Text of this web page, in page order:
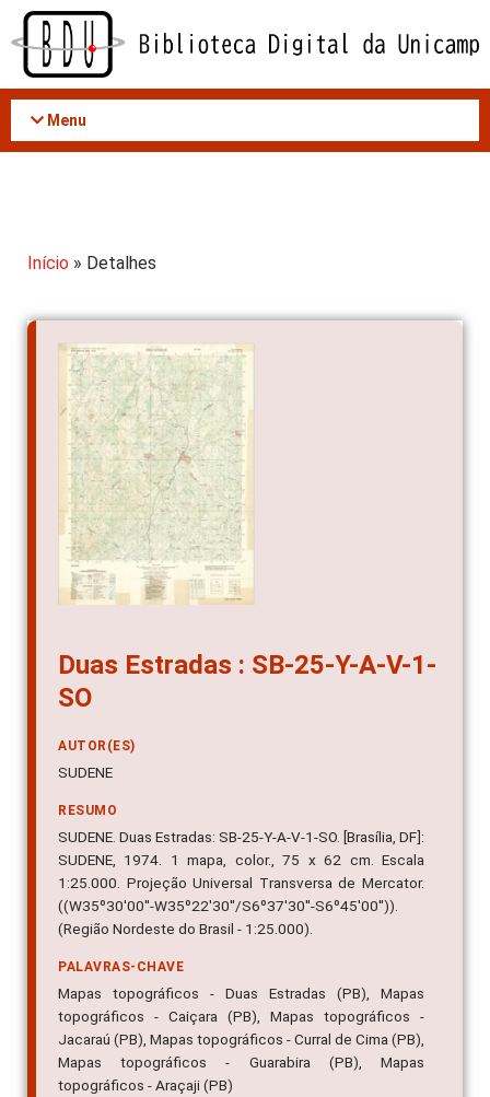
Acessar
conteúdo
Menu
Início » Detalhes
Duas Estradas : SB-25-Y-A-V-1-
SO
AUTOR(ES)
SUDENE
RESUMO
SUDENE. Duas Estradas: SB-25-Y-A-V-1-SO. [Brasília, DF]:
SUDENE, 1974. 1 mapa, color., 75 x 62 cm. Escala
1:25.000. Projeção Universal Transversa de Mercator.
((W35º30'00''-W35º22'30''/S6º37'30''-S6º45'00'')).
(Região Nordeste do Brasil - 1:25.000).
PALAVRAS-CHAVE
Mapas topográficos - Duas Estradas (PB), Mapas
topográficos - Caiçara (PB), Mapas topográficos -
Jacaraú (PB), Mapas topográficos - Curral de Cima (PB),
Mapas topográficos - Guarabira (PB), Mapas
topográficos - Araçaji (PB)